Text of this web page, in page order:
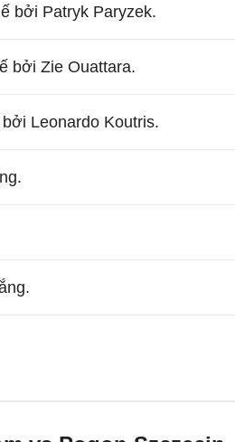
bởi Patryk Paryzek.
bởi Zie Ouattara.
Leonardo Koutris.